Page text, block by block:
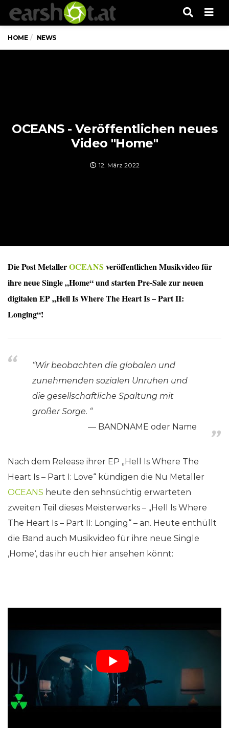
HOME NEWS
OCEANS - Veröffentlichen neues
Video "Home"
12. März 2022
Die Post MetallerOCEANS veröffentlichen Musikvideo für
ihre neue Single „Home“ und starten Pre-Sale zur neuen
digitalen EP „Hell Is Where The Heart Is – Part II:
Longing“!
“Wir beobachten die globalen und
zunehmenden sozialen Unruhen und
die gesellschaftliche Spaltung mit
großer Sorge. “
BANDNAME oder Name
Nach dem Release ihrer EP „Hell Is Where The
Heart Is – Part I: Love“ kündigen die Nu Metaller
OCEANS heute den sehnsüchtig erwarteten
zweiten Teil dieses Meisterwerks – „Hell Is Where
The Heart Is – Part II: Longing“ – an. Heute enthüllt
die Band auch Musikvideo für ihre neue Single
‚Home‘, das ihr euch hier ansehen könnt: